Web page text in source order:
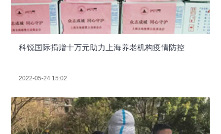
科锐国际捐赠十万元助力上海养老机构疫情防控
2022-05-24 15:02